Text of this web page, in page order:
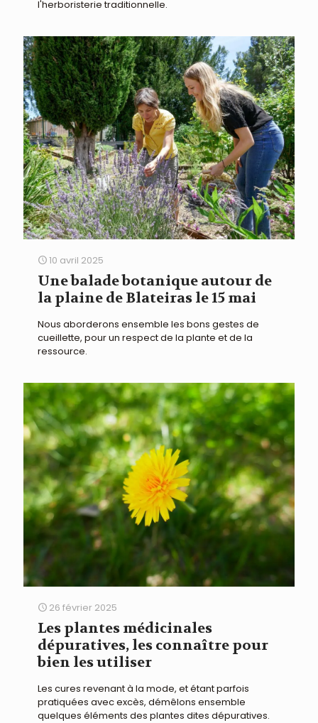
l'herboristerie traditionnelle.
10 avril 2025
Une balade botanique autour de
la plaine de Blateiras le 15 mai
Nous aborderons ensemble les bons gestes de
cueillette, pour un respect de la plante et de la
ressource.
26 février 2025
Les plantes médicinales
dépuratives, les connaître pour
bien les utiliser
Les cures revenant à la mode, et étant parfois
pratiquées avec excès, démêlons ensemble
quelques éléments des plantes dites dépuratives.